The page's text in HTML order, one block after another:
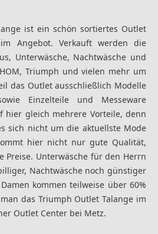
ist ein schön sortiertes Outlet
Angebot. Verkauft werden die
Unterwäsche, Nachtwäsche und
Triumph und vielen mehr um
das Outlet ausschließlich Modelle
Einzelteile und Messeware
hier gleich mehrere Vorteile, denn
sich nicht um die aktuellste Mode
hier nicht nur gute Qualität,
Preise. Unterwäsche für den Herrn
Nachtwäsche noch günstiger
kommen teilweise über 60%
das Triumph Outlet Talange im
Outlet Center bei Metz.